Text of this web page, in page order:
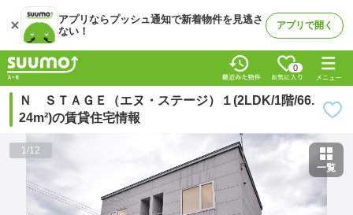
アプリならプッシュ通知で新着物件を見逃さ
ない！
アプリで開く
0
Ｎ ＳＴＡＧＥ（エヌ・ステージ）１(2LDK/1階/66.
24m²)の賃貸住宅情報
1/12
一覧